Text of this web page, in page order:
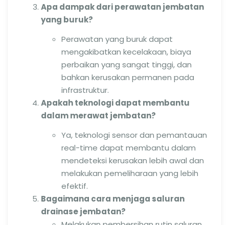
Apa dampak dari perawatan jembatan
yang buruk?
Perawatan yang buruk dapat
mengakibatkan kecelakaan, biaya
perbaikan yang sangat tinggi, dan
bahkan kerusakan permanen pada
infrastruktur.
Apakah teknologi dapat membantu
dalam merawat jembatan?
Ya, teknologi sensor dan pemantauan
real-time dapat membantu dalam
mendeteksi kerusakan lebih awal dan
melakukan pemeliharaan yang lebih
efektif.
Bagaimana cara menjaga saluran
drainase jembatan?